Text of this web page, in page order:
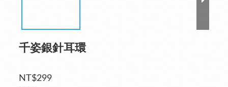
千姿銀針耳環
NT$299